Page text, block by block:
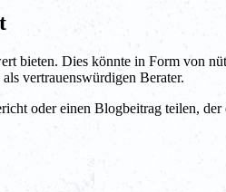
bieten. Dies könnte in Form von
vertrauenswürdigen Berater.
oder einen Blogbeitrag teilen,